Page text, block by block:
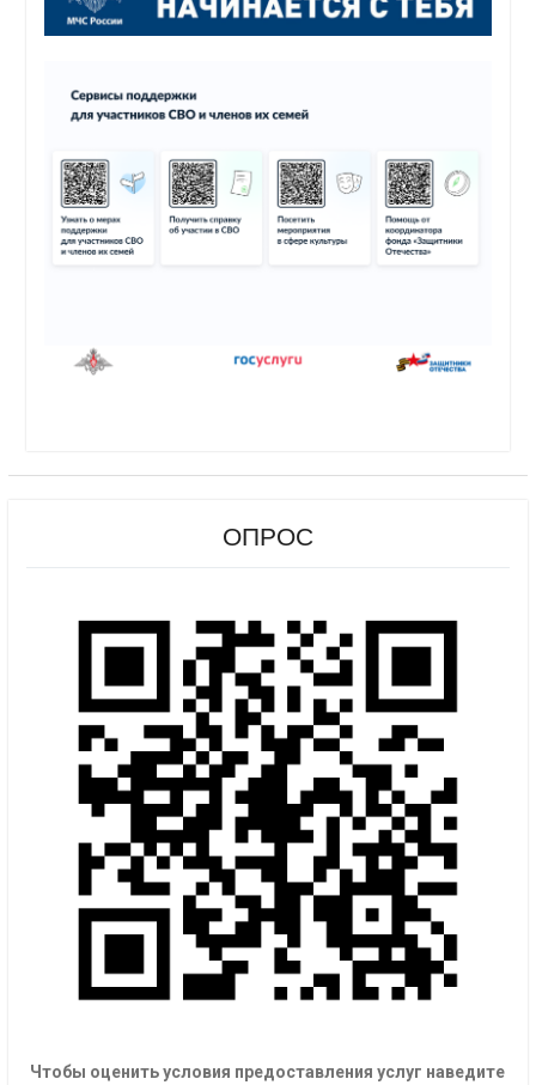
ОПРОС
Чтобы оценить условия предоставления услуг наведите